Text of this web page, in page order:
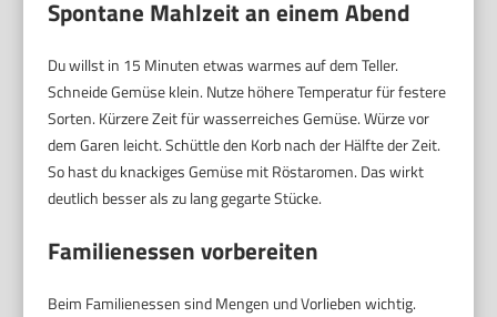
Spontane Mahlzeit an einem Abend
Du willst in 15 Minuten etwas warmes auf dem Teller.
Schneide Gemüse klein. Nutze höhere Temperatur für festere
Sorten. Kürzere Zeit für wasserreiches Gemüse. Würze vor
dem Garen leicht. Schüttle den Korb nach der Hälfte der Zeit.
So hast du knackiges Gemüse mit Röstaromen. Das wirkt
deutlich besser als zu lang gegarte Stücke.
Familienessen vorbereiten
Beim Familienessen sind Mengen und Vorlieben wichtig.